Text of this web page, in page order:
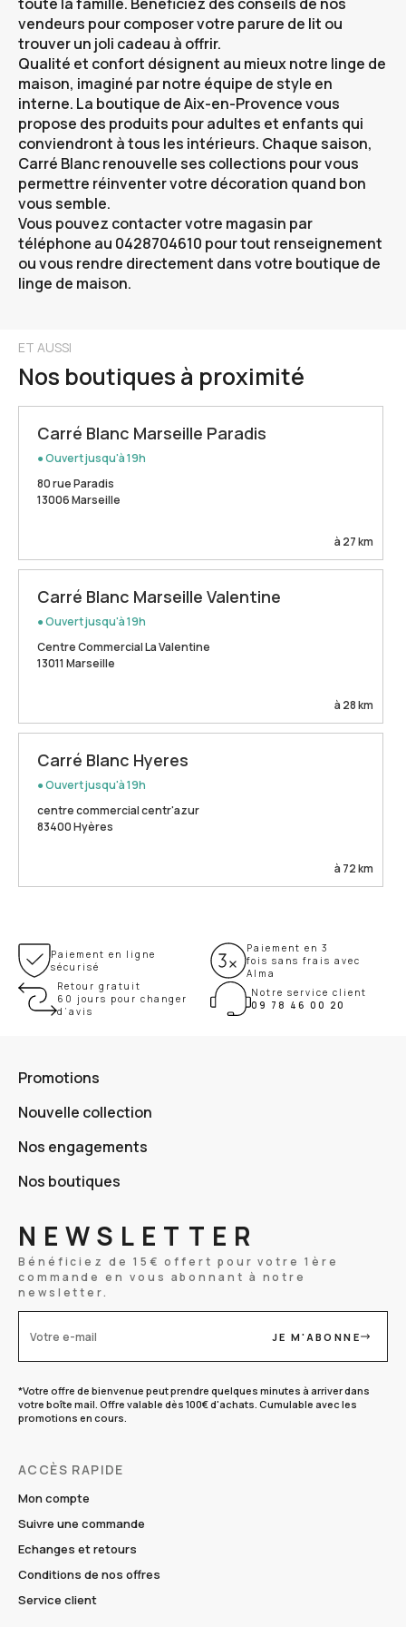
vendeurs pour composer votre parure de lit ou
trouver un joli cadeau à offrir.
Qualité et confort désignent au mieux notre linge de
maison, imaginé par notre équipe de style en
interne. La boutique deAix-en-Provencevous
propose des produits pour adultes et enfants qui
conviendront à tous les intérieurs. Chaque saison,
Carré Blanc renouvelle ses collections pour vous
permettre réinventer votre décoration quand bon
vous semble.
Vous pouvez contacter votre magasin par
téléphone au 0428704610 pour tout renseignement
ou vous rendre directement dans votre boutique de
linge de maison.
ET AUSSI
Nos boutiques à proximité
Carré Blanc Marseille Paradis
● Ouvert jusqu'à 19h
80 rue Paradis
13006 Marseille
à 27 km
Carré Blanc Marseille Valentine
● Ouvert jusqu'à 19h
Centre Commercial La Valentine
13011 Marseille
à 28 km
Carré Blanc Hyeres
● Ouvert jusqu'à 19h
centre commercial centr'azur
83400 Hyères
à 72 km
Paiement en ligne
sécurisé
Paiement en 3
fois sans frais avec
Alma
Retour gratuit
60 jours pour changer
d’avis
Notre service client
09 78 46 00 20
Promotions
Nouvelle collection
Nos engagements
Nos boutiques
ACCÈS RAPIDE
Mon compte
Suivre une commande
Echanges et retours
Conditions de nos offres
Service client
NEWSLETTER
Bénéficiez de 15€ offert pour votre 1ère
commande en vous abonnant à notre
newsletter.
Votre e-mail JE M'ABONNE
*Votre offre de bienvenue peut prendre quelques minutes à arriver dans
votre boîte mail. Offre valable dès 100€ d'achats. Cumulable avec les
promotions en cours.